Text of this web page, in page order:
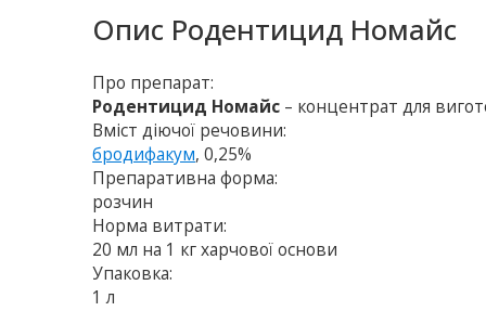
Опис Родентицид Номайс
Про препарат:
Родентицид Номайс – концентрат для
Вміст діючої речовини:
бродифакум, 0,25%
Препаративна форма:
розчин
Норма витрати:
20 мл на 1 кг харчової основи
Упаковка:
1 л